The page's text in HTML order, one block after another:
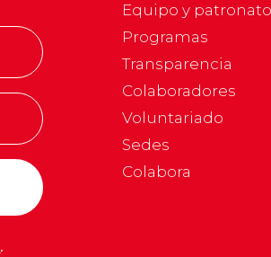
.
Equipo y patronato
Programas
Transparencia
Colaboradores
Voluntariado
Sedes
Colabora